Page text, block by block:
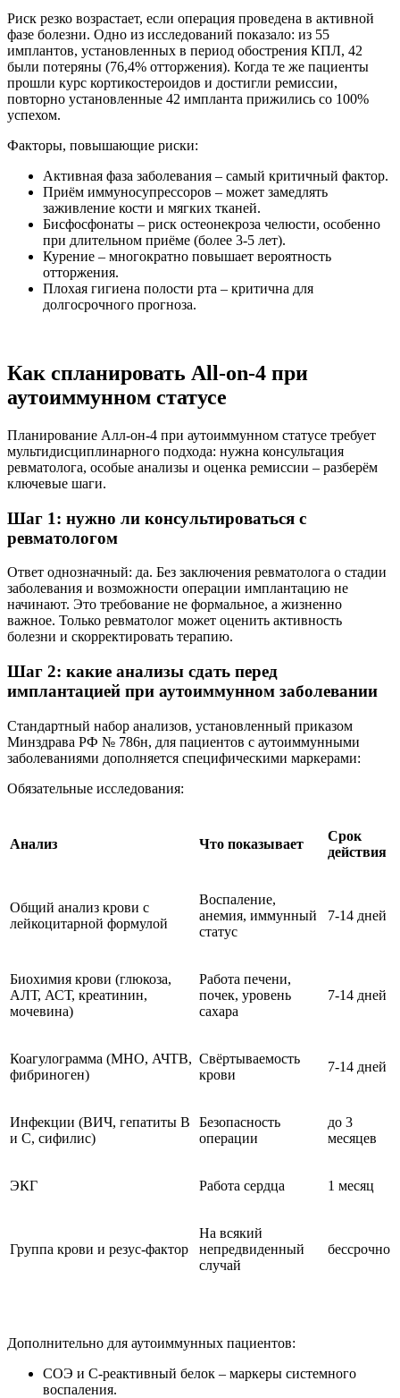
Риск резко возрастает, если операция проведена в активной
фазе болезни. Одно из исследований показало: из 55
имплантов, установленных в период обострения КПЛ, 42
были потеряны (76,4% отторжения). Когда те же пациенты
прошли курс кортикостероидов и достигли ремиссии,
повторно установленные 42 импланта прижились со 100%
успехом.
Факторы, повышающие риски:
Активная фаза заболевания – самый критичный фактор.
Приём иммуносупрессоров – может замедлять
заживление кости и мягких тканей.
Бисфосфонаты – риск остеонекроза челюсти, особенно
при длительном приёме (более 3-5 лет).
Курение – многократно повышает вероятность
отторжения.
Плохая гигиена полости рта – критична для
долгосрочного прогноза.
Как спланировать All-on-4 при
аутоиммунном статусе
Планирование Алл-он-4 при аутоиммунном статусе требует
мультидисциплинарного подхода: нужна консультация
ревматолога, особые анализы и оценка ремиссии – разберём
ключевые шаги.
Шаг 1: нужно ли консультироваться с
ревматологом
Ответ однозначный: да. Без заключения ревматолога о стадии
заболевания и возможности операции имплантацию не
начинают. Это требование не формальное, а жизненно
важное. Только ревматолог может оценить активность
болезни и скорректировать терапию.
Шаг 2: какие анализы сдать перед
имплантацией при аутоиммунном заболевании
Стандартный набор анализов, установленный приказом
Минздрава РФ № 786н, для пациентов с аутоиммунными
заболеваниями дополняется специфическими маркерами:
Обязательные исследования:
Анализ Что показывает
Срок
действия
Общий анализ крови с
лейкоцитарной формулой
Воспаление,
анемия, иммунный
статус
7-14 дней
Биохимия крови (глюкоза,
АЛТ, АСТ, креатинин,
мочевина)
Работа печени,
почек, уровень
сахара
7-14 дней
Коагулограмма (МНО, АЧТВ,
фибриноген)
Свёртываемость
крови
7-14 дней
Инфекции (ВИЧ, гепатиты B
и C, сифилис)
Безопасность
операции
до 3
месяцев
ЭКГ Работа сердца 1 месяц
Группа крови и резус-фактор
На всякий
непредвиденный
случай
бессрочно
Дополнительно для аутоиммунных пациентов:
СОЭ и С-реактивный белок – маркеры системного
воспаления.